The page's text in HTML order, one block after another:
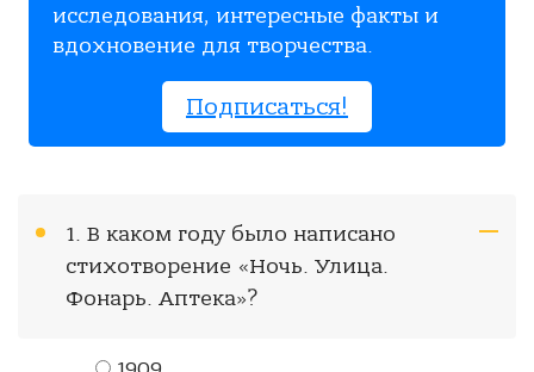
исследования, интересные факты и
вдохновение для творчества.
Подписаться!
1. В каком году было написано
стихотворение «Ночь. Улица.
Фонарь. Аптека»?